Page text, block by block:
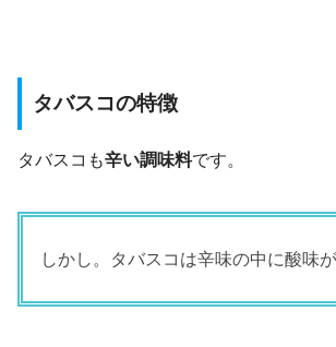
タバスコの特徴
タバスコも辛い調味料です。
しかし。タバスコは辛味の中に酸味が